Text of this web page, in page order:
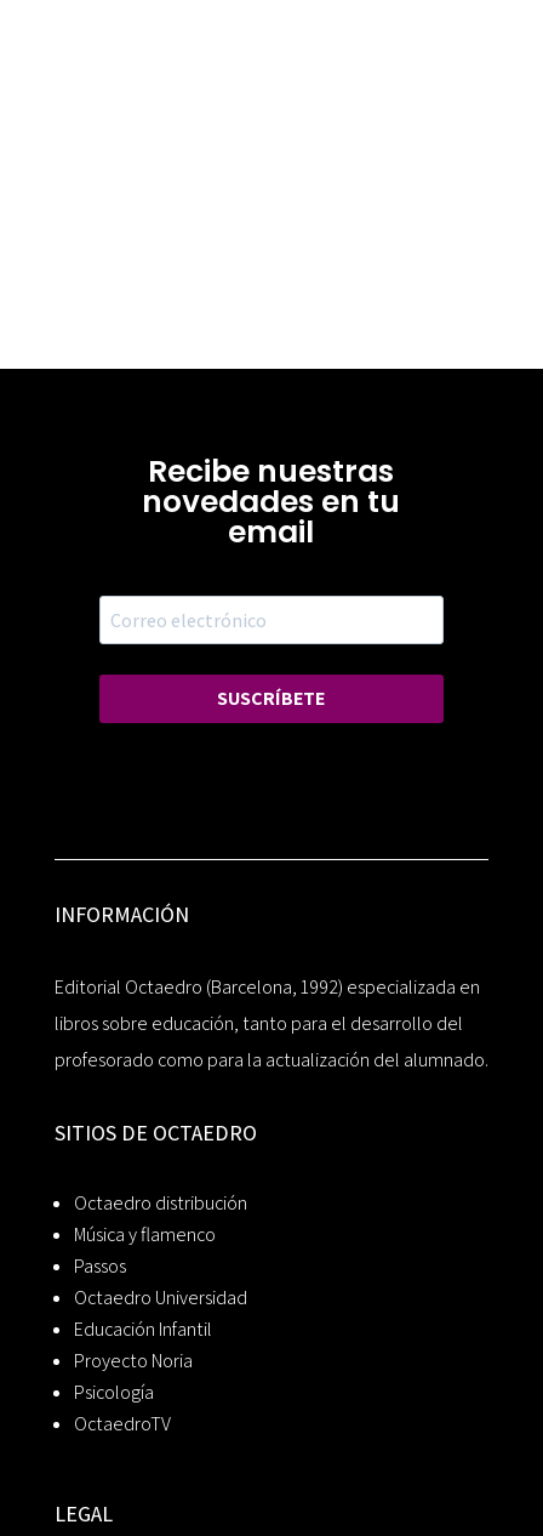
Recibe nuestras
novedades en tu
email
SUSCRÍBETE
INFORMACIÓN
Editorial Octaedro (Barcelona, 1992) especializada en
libros sobre educación, tanto para el desarrollo del
profesorado como para la actualización del alumnado.
SITIOS DE OCTAEDRO
Octaedro distribución
Música y flamenco
Passos
Octaedro Universidad
Educación Infantil
Proyecto Noria
Psicología
OctaedroTV
LEGAL